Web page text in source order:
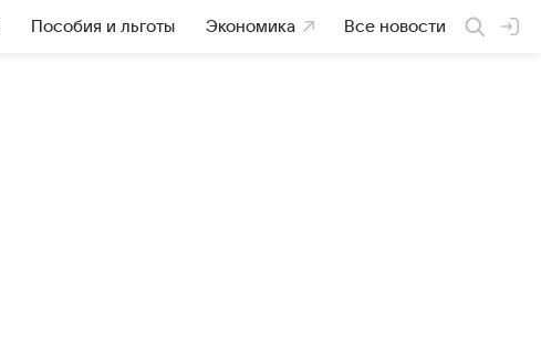
Пособия и льготы Экономика Все новости